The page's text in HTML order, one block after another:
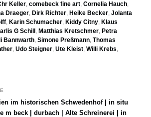
Keller,comebeck fine art,Cornelia Hauch,
Draeger, Dirk Richter, Heike Becker,Jolanta
, Karin Schumacher, Kiddy Citny, Klaus
G Schill , Matthias Kretschmer, Petra
Bannwarth,Simone Preßmann,Thomas
,Udo Steigner,Ute Kleist,Willi Krebs,
im historischen Schwedenhof | in situ
m beck | durbach | Alte Schreinerei | in